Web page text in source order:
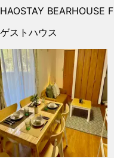
HAOSTAY BEARHOUSE F
ゲストハウス